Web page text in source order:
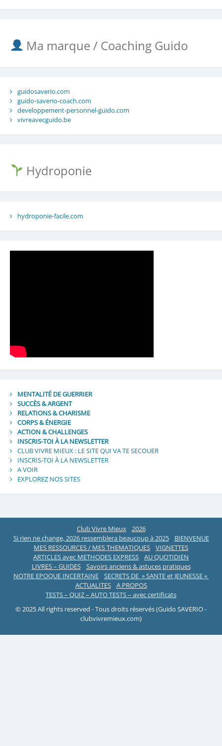
Ma marque / Coaching Guido
guidosaverio.com
guido-saverio-coach.com
developpement-personnel-guido.com
vivreavecguido.be
Hydroponie
hydroponie-facile.com
MENTALITÉ DE GUERRIER
SUCCÈS & ARGENT
RELATIONS & CHARISME
CORPS & ÉNERGIE
ACTION & CHALLENGES
INSCRIS-TOI À LA NEWSLETTER
CLUB VIVRE MIEUX : LE SITE QUI VA TE SECOUER
INSCRIS-TOI À LA NEWSLETTER
A VOIR
EXPLOREZ NOS SITES
Club Vivre Mieux
2026
Si rien ne change, 2026 ressemblera beaucoup à 2025
BIENVENUE
MES RESSOURCES / MES THEMATIQUES
VIGNETTES
ARTICLES avec METHODES EXPRESS
AU QUOTIDIEN
LIVRES – GUIDES
Savoirs anciens & astuces pratiques
NOTRE EPOQUE INCERTAINE
SECRETS DE » SANTE et JEUNESSE «
ACTUALITES
A PROPOS
TESTS – QUIZ – AUTO TESTS – avec certificats
© 2025 All rights reserved - Tous droits réservés (Guido SAVERIO -
clubvivremieux.com)